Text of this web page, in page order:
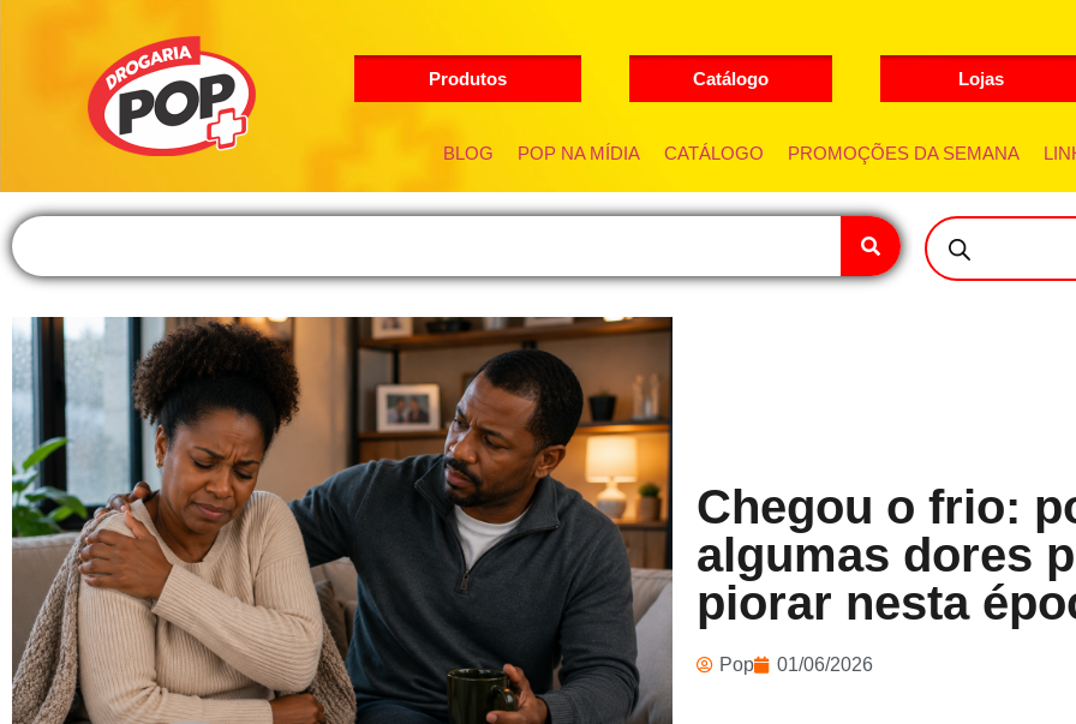
Produtos Catálogo Lojas
BLOG POP NA MÍDIA CATÁLOGO PROMOÇÕES DA SEMANA
Chegou o frio:
algumas dores
piorar nesta
Pop 01/06/2026